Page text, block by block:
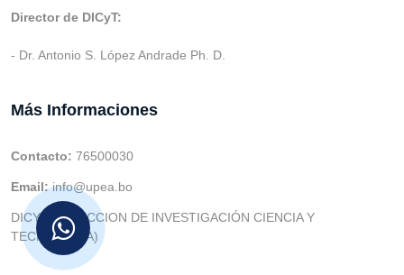
Director de DICyT:
- Dr. Antonio S. López Andrade Ph. D.
Más Informaciones
Contacto: 76500030
Email:info@upea.bo
DICYT (DIRECCION DE INVESTIGACIÓN CIENCIA Y
TECNOLOGIA)